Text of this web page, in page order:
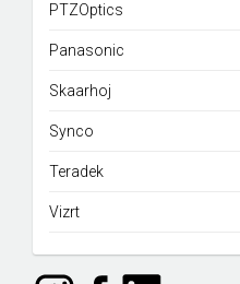
PTZOptics
Panasonic
Skaarhoj
Synco
Teradek
Vizrt